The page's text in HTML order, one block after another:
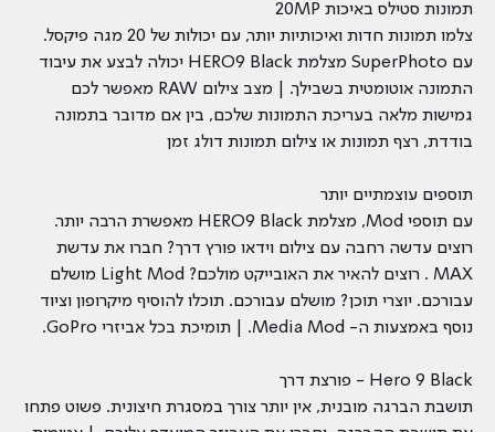
תמונות סטילס באיכות 20MP
צלמו תמונות חדות ואיכותיות יותר, עם יכולות של 20 מגה פיקסל.
עם SuperPhoto מצלמת HERO9 Black יכולה לבצע את עיבוד
התמונה אוטומטית בשבילך. | מצב צילום RAW מאפשר לכם
גמישות מלאה בעריכת התמונות שלכם, בין אם מדובר בתמונה
בודדת, רצף תמונות או צילום תמונות דולג זמן
תוספים עוצמתיים יותר
עם תוספי Mod, מצלמת HERO9 Black מאפשרת הרבה יותר.
רוצים עדשה רחבה עם צילום וידאו פורץ דרך? חברו את עדשת
MAX . רוצים להאיר את האובייקט מולכם? Light Mod מושלם
עבורכם. יוצרי תוכן? מושלם עבורכם. תוכלו להוסיף מיקרופון וציוד
נוסף באמצעות ה- Media Mod. | תומיכת בכל אביזרי GoPro.
Hero 9 Black - פורצת דרך
תושבת הברגה מובנית, אין יותר צורך במסגרת חיצונית. פשוט פתחו